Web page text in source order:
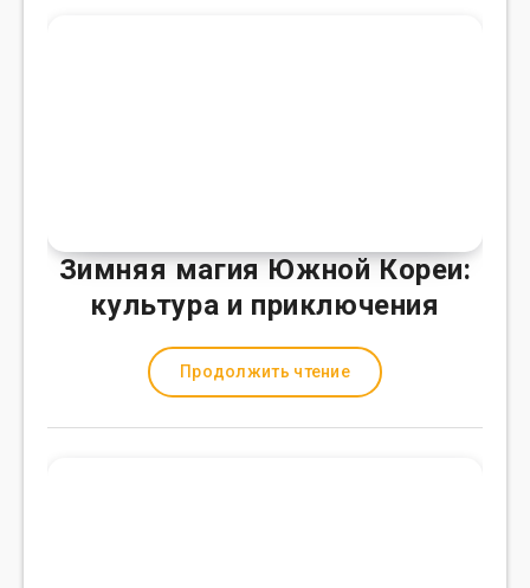
Зимняя магия Южной Кореи:
культура и приключения
Продолжить чтение